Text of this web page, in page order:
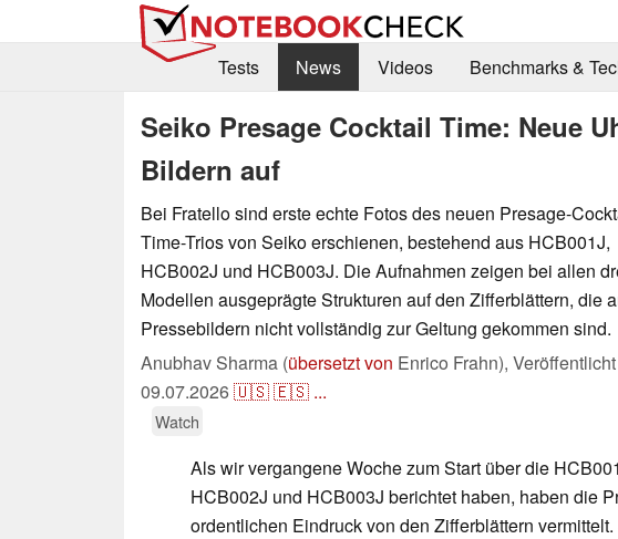
Tests
News Videos Benchmarks &
Seiko Presage Cocktail Time: Neue
Bildern auf
Bei Fratello sind erste echte Fotos des neuen Presage-
Time-Trios von Seiko erschienen, bestehend aus HCB001J,
HCB002J und HCB003J. Die Aufnahmen zeigen bei allen
Modellen ausgeprägte Strukturen auf den Zifferblättern, die
Pressebildern nicht vollständig zur Geltung gekommen sind.
Anubhav Sharma (übersetzt von Enrico Frahn),
09.07.2026🇺🇸🇪🇸 ...
Watch
Als wir vergangene Woche zum Start über die
HCB002J und HCB003J berichtet haben, haben die
ordentlichen Eindruck von den Zifferblättern